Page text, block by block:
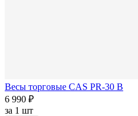
Весы торговые CAS PR-30 B
6 990 ₽
за 1 шт